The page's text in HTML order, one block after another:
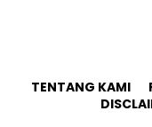
TENTANG KAMI